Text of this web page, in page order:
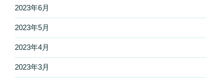
2023年6月
2023年5月
2023年4月
2023年3月